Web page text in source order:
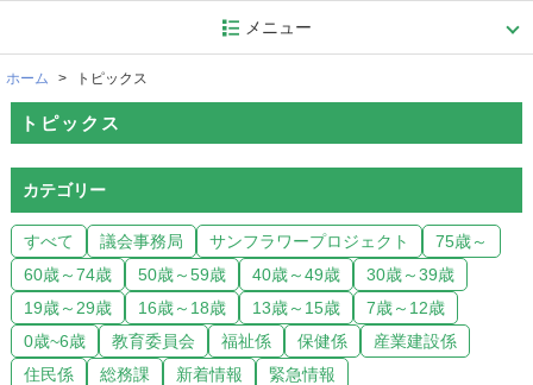
メニュー
ホーム トピックス
トピックス
カテゴリー
すべて 議会事務局 サンフラワープロジェクト
75歳～
60歳～74歳
50歳～59歳 40歳～49歳
30歳～39歳
19歳～29歳
16歳～18歳 13歳～15歳
7歳～12歳
0歳~6歳
教育委員会 福祉係 保健係
産業建設係
住民係
総務課 新着情報 緊急情報